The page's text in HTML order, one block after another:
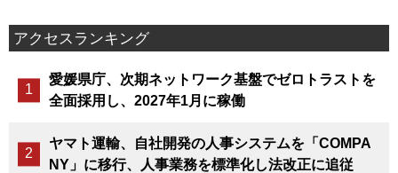
アクセスランキング
愛媛県庁、次期ネットワーク基盤でゼロトラストを
全面採用し、2027年1月に稼働
ヤマト運輸、自社開発の人事システムを「COMPA
NY」に移行、人事業務を標準化し法改正に追従